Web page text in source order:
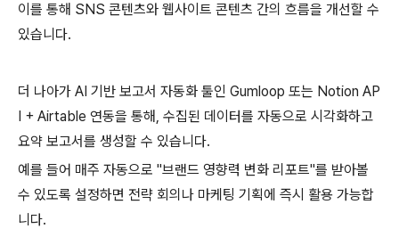
이를 통해 SNS 콘텐츠와 웹사이트 콘텐츠 간의 흐름을 개선할 수
있습니다.
더 나아가 AI 기반 보고서 자동화 툴인 Gumloop 또는 Notion AP
I + Airtable 연동을 통해, 수집된 데이터를 자동으로 시각화하고
요약 보고서를 생성할 수 있습니다.
예를 들어 매주 자동으로 "브랜드 영향력 변화 리포트"를 받아볼
수 있도록 설정하면 전략 회의나 마케팅 기획에 즉시 활용 가능합
니다.